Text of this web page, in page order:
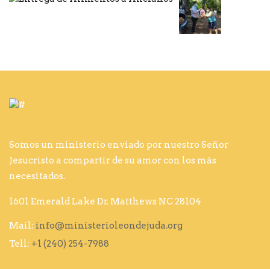
Somos un ministerio enviado por nuestro Señor
Jesucristo a compartir de su amor con los más
necesitados.
1601 Emerald Lake Dr. Matthews NC 28104
Mail: info@ministerioleondejuda.org
Tell: +1 (240) 254-7988